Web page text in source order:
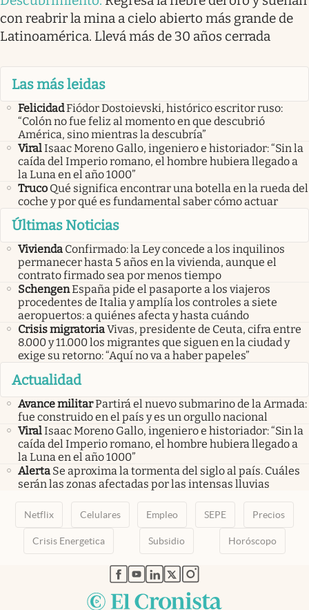
con reabrir la mina a cielo abierto más grande de
Latinoamérica. Llevá más de 30 años cerrada
Las más leidas
FelicidadFiódor Dostoievski, histórico escritor ruso:
“Colón no fue feliz al momento en que descubrió
América, sino mientras la descubría”
ViralIsaac Moreno Gallo, ingeniero e historiador: “Sin la
caída del Imperio romano, el hombre hubiera llegado a
la Luna en el año 1000”
Truco Qué significa encontrar una botella en la rueda del
coche y por qué es fundamental saber cómo actuar
Últimas Noticias
Vivienda Confirmado: la Ley concede a los inquilinos
permanecer hasta 5 años en la vivienda, aunque el
contrato firmado sea por menos tiempo
SchengenEspaña pide el pasaporte a los viajeros
procedentes de Italia y amplía los controles a siete
aeropuertos: a quiénes afecta y hasta cuándo
Crisis migratoriaVivas, presidente de Ceuta, cifra entre
8.000 y 11.000 los migrantes que siguen en la ciudad y
exige su retorno: “Aquí no va a haber papeles”
Actualidad
Avance militarPartirá el nuevo submarino de la Armada:
fue construido en el país y es un orgullo nacional
ViralIsaac Moreno Gallo, ingeniero e historiador: “Sin la
caída del Imperio romano, el hombre hubiera llegado a
la Luna en el año 1000”
Alerta Se aproxima la tormenta del siglo al país. Cuáles
serán las zonas afectadas por las intensas lluvias
Netflix Celulares Empleo SEPE Precios
Crisis Energetica Subsidio Horóscopo
abre en nueva pestaña
abre en nueva pestaña
abre en nueva pestaña
abre en nueva pestaña
abre en nueva pestaña